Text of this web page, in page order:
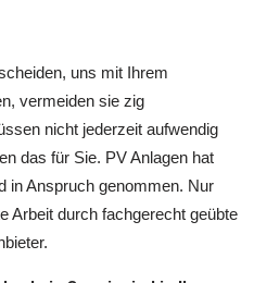
uns mit Ihrem
vermeiden sie zig
nicht jederzeit aufwendig
das für Sie. PV Anlagen hat
in Anspruch genommen. Nur
Arbeit durch fachgerecht geübte